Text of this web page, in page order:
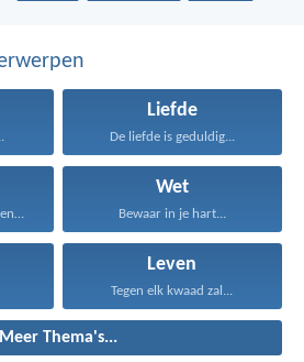
Liefde
De liefde is geduldig...
Wees bescheiden en vriendelijk...
Wet
Bewaar in je hart...
Leven
Tegen elk kwaad zal...
Meer Thema's...